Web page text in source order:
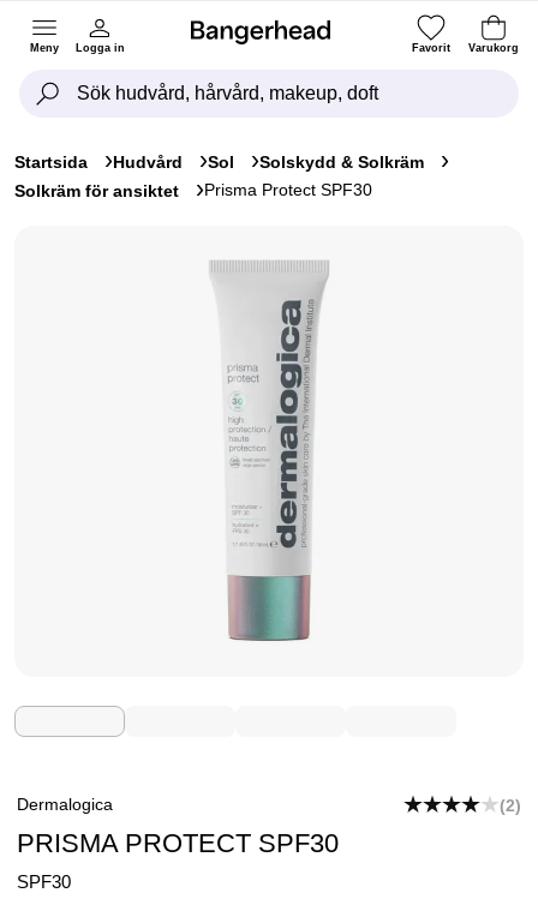
Meny Logga in Favorit Varukorg
Startsida Hudvård Sol
Solskydd & Solkräm
Solkräm för ansiktet
Prisma Protect SPF30
Dermalogica (2)
PRISMA PROTECT SPF30
SPF30